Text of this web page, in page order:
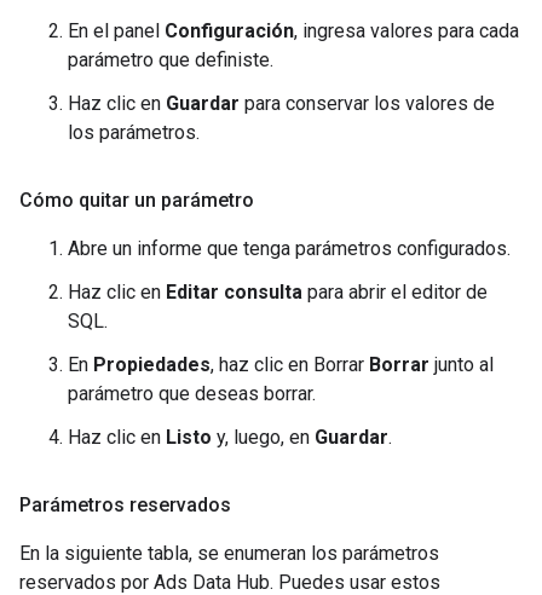
En el panel Configuración, ingresa valores para cada
parámetro que definiste.
Haz clic en Guardar para conservar los valores de
los parámetros.
Cómo quitar un parámetro
Abre un informe que tenga parámetros configurados.
Haz clic en Editar consulta para abrir el editor de
SQL.
En Propiedades, haz clic en Borrar Borrar junto al
parámetro que deseas borrar.
Haz clic en Listo y, luego, en Guardar.
Parámetros reservados
En la siguiente tabla, se enumeran los parámetros
reservados por Ads Data Hub. Puedes usar estos